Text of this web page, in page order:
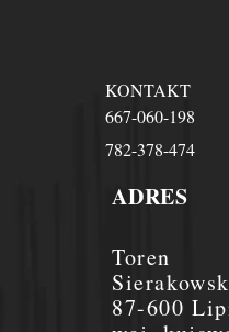
ADRES
Toren
87-600
KONTAKT
667-060-198
782-378-474